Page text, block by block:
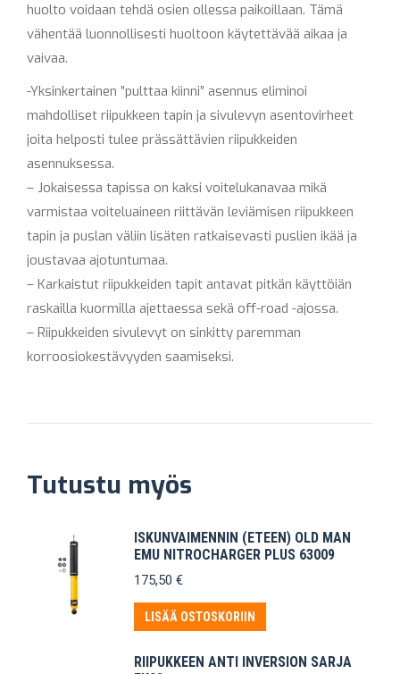
huolto voidaan tehdä osien ollessa paikoillaan. Tämä
vähentää luonnollisesti huoltoon käytettävää aikaa ja
vaivaa.
-Yksinkertainen ”pulttaa kiinni” asennus eliminoi
mahdolliset riipukkeen tapin ja sivulevyn asentovirheet
joita helposti tulee prässättävien riipukkeiden
asennuksessa.
– Jokaisessa tapissa on kaksi voitelukanavaa mikä
varmistaa voiteluaineen riittävän leviämisen riipukkeen
tapin ja puslan väliin lisäten ratkaisevasti puslien ikää ja
joustavaa ajotuntumaa.
– Karkaistut riipukkeiden tapit antavat pitkän käyttöiän
raskailla kuormilla ajettaessa sekä off-road -ajossa.
– Riipukkeiden sivulevyt on sinkitty paremman
korroosiokestävyyden saamiseksi.
Tutustu myös
ISKUNVAIMENNIN (ETEEN) OLD MAN
EMU NITROCHARGER PLUS 63009
175,50 €
LISÄÄ OSTOSKORIIN
RIIPUKKEEN ANTI INVERSION SARJA